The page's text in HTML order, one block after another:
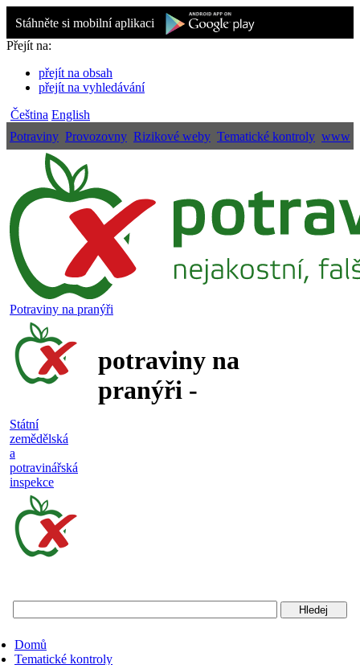
Stáhněte si mobilní aplikaci
Přejít na:
přejít na obsah
přejít na vyhledávání
Čeština English
Potraviny Provozovny Rizikové weby Tematické kontroly www
Potraviny na pranýři
potraviny na
pranýři -
Státní
zemědělská
a
potravinářská
inspekce
potravinářská
inspekce
Domů
Tematické kontroly